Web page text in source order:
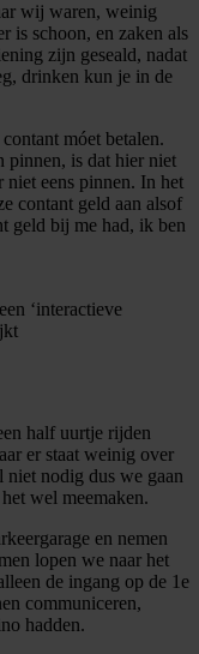
wij waren, weinig
is schoon, en zaken als
zijn geseald, nadat
drinken kun je in de
móet betalen.
pinnen, is dat hier niet
eens pinnen. In het
contant geld aan alsof
geld bij me had, ik ben
‘interactieve
half uurtje rijden
er staat weinig over
niet nodig dus we gaan
wel meemaken.
en nemen
lopen we naar het
de ingang op de 1e
communiceren,
hadden.